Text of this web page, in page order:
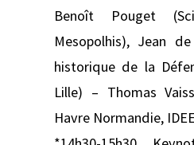
Benoît Pouget
Mesopolhis), Jean
historique de la
Lille) – Thomas
Havre Normandie,